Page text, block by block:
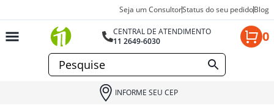
Seja um ConsultorStatus do seu pedidoBlog
CENTRAL DE ATENDIMENTO
11 2649-6030
0
INFORME SEU CEP